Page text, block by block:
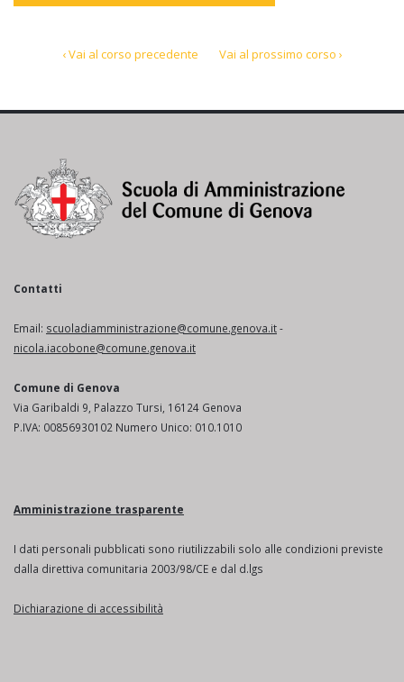
‹ Vai al corso precedente Vai al prossimo corso ›
Contatti
Email: scuoladiamministrazione@comune.genova.it-
nicola.iacobone@comune.genova.it
Comune di Genova
Via Garibaldi 9, Palazzo Tursi, 16124 Genova
P.IVA: 00856930102 Numero Unico: 010.1010
Amministrazione trasparente
I dati personali pubblicati sono riutilizzabili solo alle condizioni previste
dalla direttiva comunitaria 2003/98/CE e dal d.lgs
Dichiarazione di accessibilità